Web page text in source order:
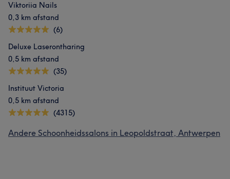
Getalenteerd
Viktoriia Nails
0,3 km afstand
(6)
Deluxe Laserontharing
0,5 km afstand
(35)
Instituut Victoria
0,5 km afstand
(4315)
Andere Schoonheidssalons in Leopoldstraat, Antwerpen